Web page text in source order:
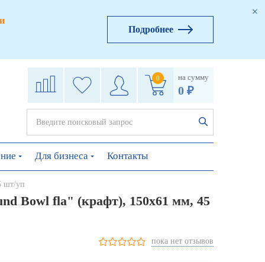
Подробнее
0 на сумму
0 ₽
Для бизнеса Контакты
шт/уп
Bowl fla" (крафт), 150х61 мм, 45
пока нет отзывов